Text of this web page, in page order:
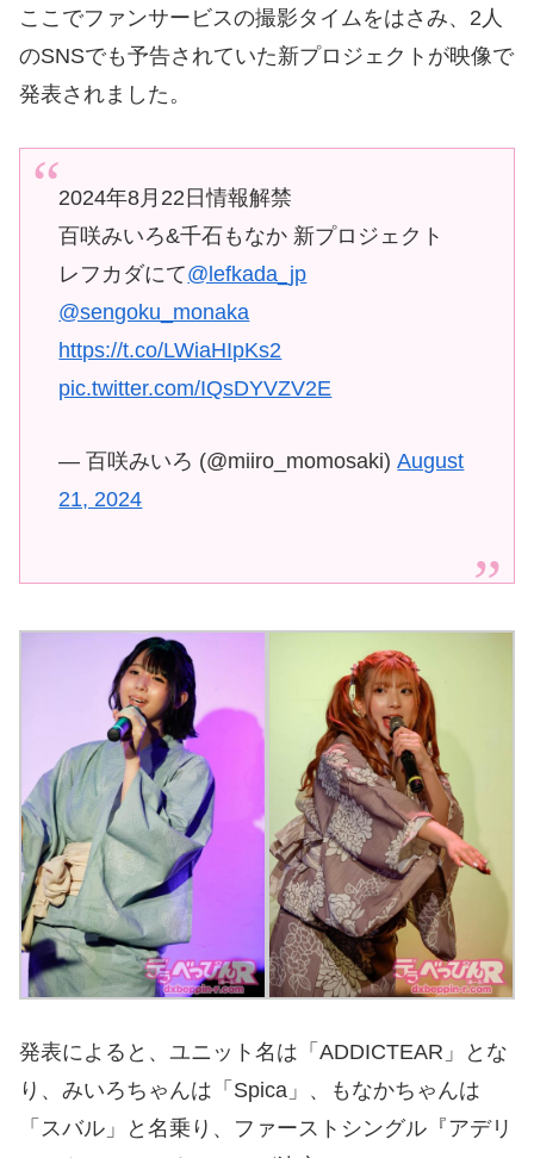
ここでファンサービスの撮影タイムをはさみ、2人
のSNSでも予告されていた新プロジェクトが映像で
発表されました。
2024年8月22日情報解禁
百咲みいろ&千石もなか 新プロジェクト
レフカダにて@lefkada_jp
@sengoku_monaka
https://t.co/LWiaHIpKs2
pic.twitter.com/IQsDYVZV2E
— 百咲みいろ (@miiro_momosaki)August
21, 2024
発表によると、ユニット名は「ADDICTEAR」とな
り、みいろちゃんは「Spica」、もなかちゃんは
「スバル」と名乗り、ファーストシングル『アデリ